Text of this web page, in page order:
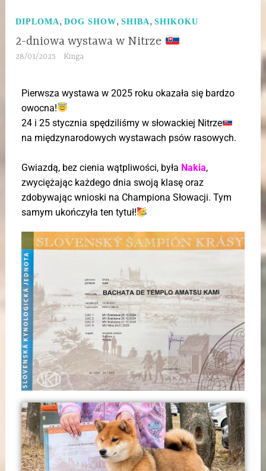
DIPLOMA,DOG SHOW,SHIBA,SHIKOKU
2-dniowa wystawa w Nitrze
28/01/2025 Kinga
Pierwsza wystawa w 2025 roku okazała się bardzo
owocna!
24 i 25 stycznia spędziliśmy w słowackiej Nitrze
na międzynarodowych wystawach psów rasowych.
Gwiazdą, bez cienia wątpliwości, była Nakia,
zwyciężając każdego dnia swoją klasę oraz
zdobywając wnioski na Championa Słowacji. Tym
samym ukończyła ten tytuł!